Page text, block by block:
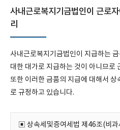
사내근로복지기금법인이 근로
리
사내근로복지기금법인이 지급하는
대한 대가로 지급하는 것이 아니므로
또한 이러한 금품의 지급에 대해서 상
로 규정하고 있습니다.
▣ 상속세및증여세법 제46조(비과